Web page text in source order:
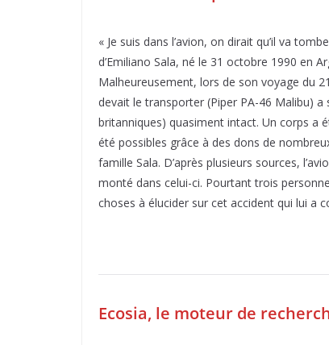
« Je suis dans l’avion, on dirait qu’il va
d’Emiliano Sala, né le 31 octobre 1990 en
Malheureusement, lors de son voyage du
devait le transporter (Piper PA-46 Malibu)
britanniques) quasiment intact. Un corps a
été possibles grâce à des dons de
famille Sala. D’après plusieurs sources,
monté dans celui-ci. Pourtant trois
choses à élucider sur cet accident qui lui a
Ecosia, le moteur de